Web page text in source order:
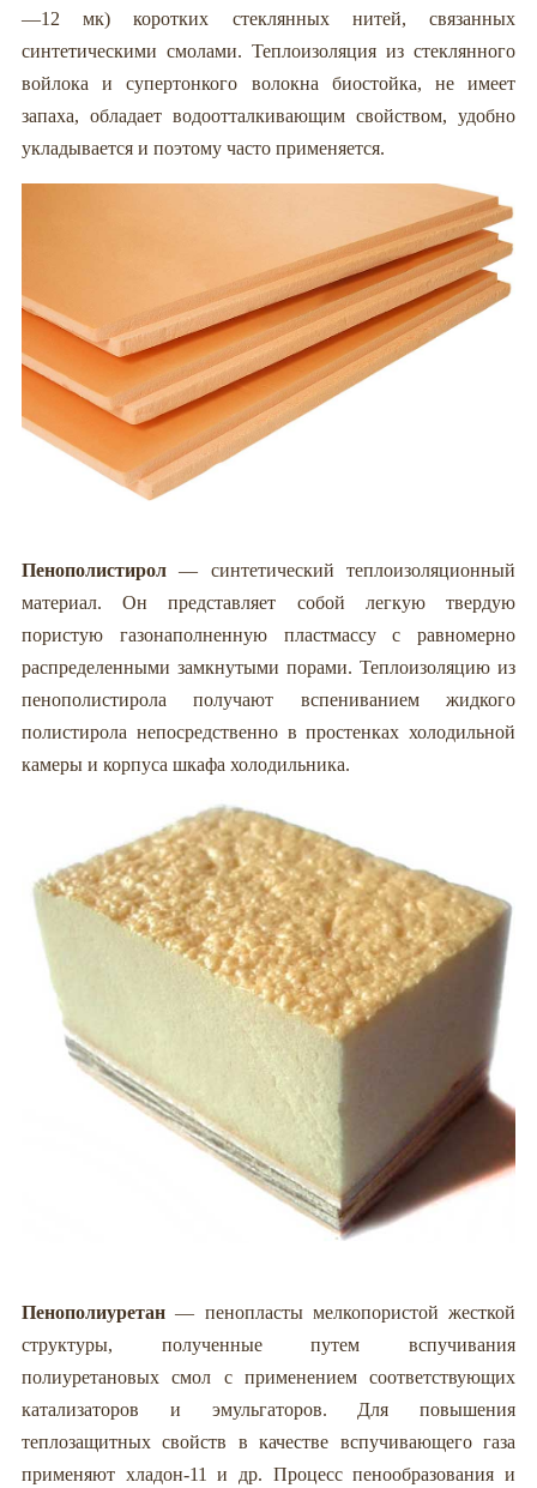
—12 мк) коротких стеклянных нитей, связанных
синтетическими смолами. Теплоизоляция из стеклянного
войлока и супертонкого волокна биостойка, не имеет
запаха, обладает водоотталкивающим свойством, удобно
укладывается и поэтому часто применяется.
Пенополистирол— синтетический теплоизоляционный
материал. Он представляет собой легкую твердую
пористую газонаполненную пластмассу с равномерно
распределенными замкнутыми порами. Теплоизоляцию из
пенополистирола получают вспениванием жидкого
полистирола непосредственно в простенках холодильной
камеры и корпуса шкафа холодильника.
Пенополиуретан— пенопласты мелкопористой жесткой
структуры, полученные путем вспучивания
полиуретановых смол с применением соответствующих
катализаторов и эмульгаторов. Для повышения
теплозащитных свойств в качестве вспучивающего газа
применяют хладон-11 и др. Процесс пенообразования и